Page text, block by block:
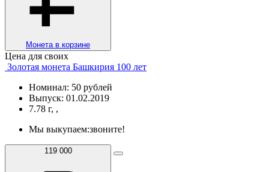
Монета в корзине
Цена для своих
Золотая монета Башкирия 100 лет
Номинал: 50 рублей
Выпуск: 01.02.2019
7.78 г, ,
Мы выкупаем:звоните!
119 000